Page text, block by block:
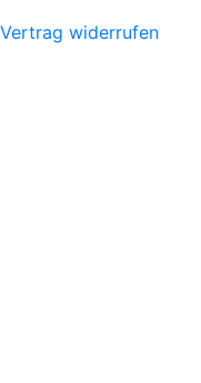
Vertrag widerrufen